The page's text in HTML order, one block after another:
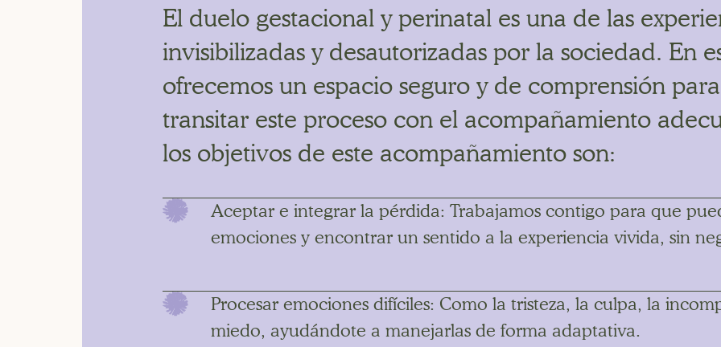
El duelo gestacional y perinatal es una de las
invisibilizadas y desautorizadas por la sociedad. En
ofrecemos un espacio seguro y de comprensión
transitar este proceso con el acompañamiento
los objetivos de este acompañamiento son:
Aceptar e integrar la pérdida: Trabajamos contigo para que
emociones y encontrar un sentido a la experiencia vivida, sin
Procesar emociones difíciles: Como la tristeza, la culpa, la
miedo, ayudándote a manejarlas de forma adaptativa.